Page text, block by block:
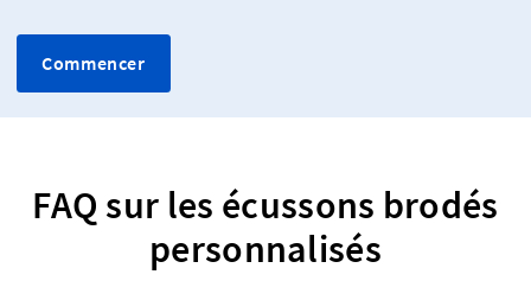
Commencer
FAQ sur les écussons brodés
personnalisés